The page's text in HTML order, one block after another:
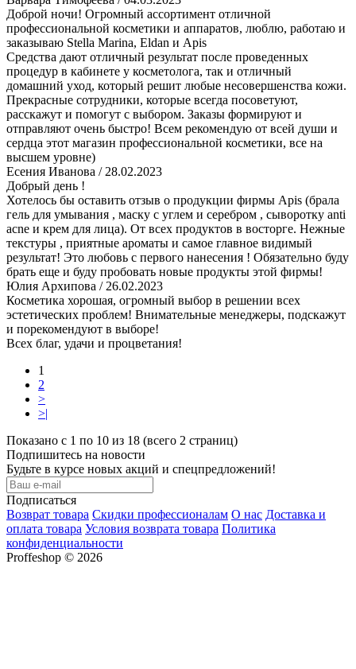
Доброй ночи! Огромный ассортимент отличной
профессиональной косметики и аппаратов, люблю, работаю и
заказываю Stella Marina, Eldan и Apis
Средства дают отличный результат после проведенных
процедур в кабинете у косметолога, так и отличный
домашний уход, который решит любые несовершенства кожи.
Прекрасные сотрудники, которые всегда посоветуют,
расскажут и помогут с выбором. Заказы формируют и
отправляют очень быстро! Всем рекомендую от всей души и
сердца этот магазин профессиональной косметики, все на
высшем уровне)
Есения Иванова / 28.02.2023
Добрый день !
Хотелось бы оставить отзыв о продукции фирмы Apis (брала
гель для умывания , маску с углем и серебром , сыворотку anti
acne и крем для лица). От всех продуктов в восторге. Нежные
текстуры , приятные ароматы и самое главное видимый
результат! Это любовь с первого нанесения ! Обязательно буду
брать еще и буду пробовать новые продукты этой фирмы!
Юлия Архипова / 26.02.2023
Косметика хорошая, огромный выбор в решении всех
эстетических проблем! Внимательные менеджеры, подскажут
и порекомендуют в выборе!
Всех благ, удачи и процветания!
1
2
>
>|
Показано с 1 по 10 из 18 (всего 2 страниц)
Подпишитесь на новости
Будьте в курсе новых акций и спецпредложений!
Подписаться
Возврат товара Скидки профессионалам О нас Доставка и
оплата товара Условия возврата товара Политика
конфиденциальности
Proffeshop © 2026